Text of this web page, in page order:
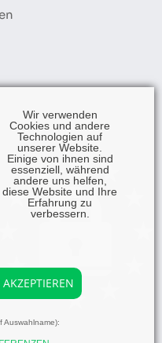
Wir verwenden
Cookies und andere
Technologien auf
unserer Website.
Einige von ihnen sind
essenziell, während
andere uns helfen,
diese Website und Ihre
Erfahrung zu
verbessern.
AKZEPTIEREN
Auswahlname):